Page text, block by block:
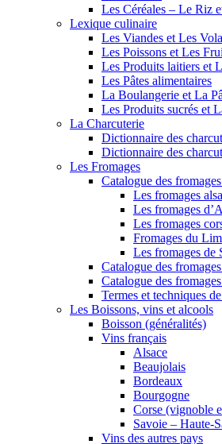
Les Céréales – Le Riz
Lexique culinaire
Les Viandes et Les
Les Poissons et Les
Les Produits laitiers et
Les Pâtes alimentaires
La Boulangerie et La
Les Produits sucrés et
La Charcuterie
Dictionnaire des
Dictionnaire des
Les Fromages
Catalogue des
Les fromages
Les fromages
Les fromages
Fromages du
Les fromages de
Catalogue des
Catalogue des
Termes et techniques
Les Boissons, vins et alcools
Boisson (généralités)
Vins français
Alsace
Beaujolais
Bordeaux
Bourgogne
Corse (vignoble
Savoie – Haute-
Vins des autres pays